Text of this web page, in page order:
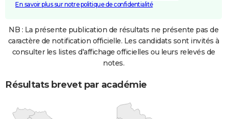
En savoir plus sur notre politique de confidentialité
NB : La présente publication de résultats ne présente pas de
caractère de notification officielle. Les candidats sont invités à
consulter les listes d'affichage officielles ou leurs relevés de
notes.
Résultats brevet par académie